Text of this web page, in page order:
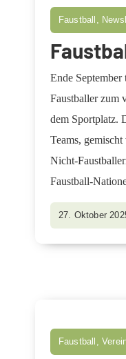
Faustball,
Ende
Faustballer zum
dem Sportplatz.
Teams,
Nicht-
Faustball-
27. Oktober
Faustball,